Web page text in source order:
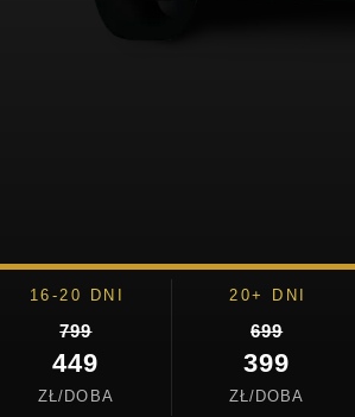
16-20 DNI
799
449
ZŁ/DOBA
20+ DNI
699
399
ZŁ/DOBA